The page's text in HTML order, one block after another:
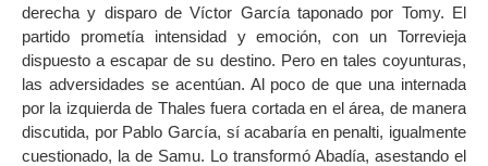
derecha y disparo de Víctor García taponado por Tomy. El
partido prometía intensidad y emoción, con un Torrevieja
dispuesto a escapar de su destino. Pero en tales coyunturas,
las adversidades se acentúan. Al poco de que una internada
por la izquierda de Thales fuera cortada en el área, de manera
discutida, por Pablo García, sí acabaría en penalti, igualmente
cuestionado, la de Samu. Lo transformó Abadía, asestando el